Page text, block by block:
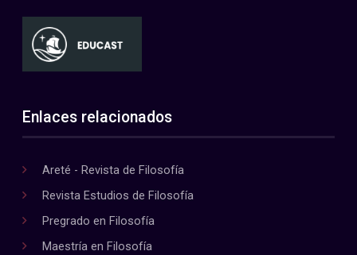
Enlaces relacionados
Areté - Revista de Filosofía
Revista Estudios de Filosofía
Pregrado en Filosofía
Maestría en Filosofía